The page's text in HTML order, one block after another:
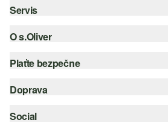
Servis
Pomoc a FAQ
Nápoveda k veľkostiam
O s.Oliver
Leták
Plaťte bezpečne
Kreditná karta
Doprava
Slovenská pošta
Social